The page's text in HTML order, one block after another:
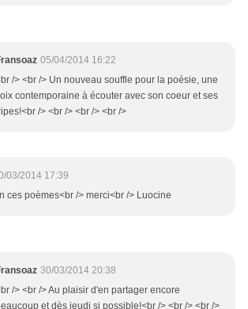
05/04/2014 16:22
/> <br /> Un nouveau souffle pour la poésie, une
contemporaine à écouter avec son coeur et ses
/> <br /> <br /> <br />
03/2014 17:39
ces poèmes<br /> merci<br /> Luocine
30/03/2014 20:38
/> <br /> Au plaisir d'en partager encore
et dès jeudi si possible!<br /> <br /> <br />